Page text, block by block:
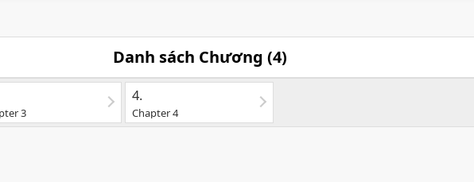
Danh sách Chương (4)
3
4.
Chapter 4